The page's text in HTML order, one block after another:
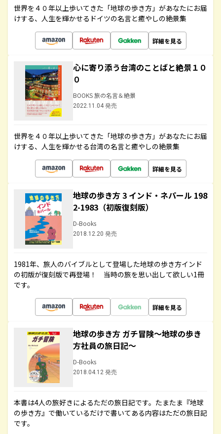
世界を４０年以上歩いてきた「地球の歩き方」があなたにお届
けする、人生を輝かせるドイツの名言と癒やしの絶景集
詳細を見る
心に寄り添う台湾のことばと絶景１０
０
BOOKS 旅の名言＆絶景
2022.11.04 発売
世界を４０年以上歩いてきた「地球の歩き方」があなたにお届
けする、人生を輝かせる台湾の名言と癒やしの絶景集
詳細を見る
地球の歩き方 3 インド・ネパール 198
2-1983（初版復刻版）
D-Books
2018.12.20 発売
1981年、旅人のバイブルとして登場した地球の歩き方インド
の初版が復刻版で再登場！ 当時の旅を思い出して欲しい1冊
です。
詳細を見る
地球の歩き方 ガチ冒険～地球の歩き
方社員の旅日記～
D-Books
2018.04.12 発売
本書は4人の旅好きによるただの旅日記です。たまたま『地球
の歩き方』で働いているだけで書いてある内容はただの旅日記
です。